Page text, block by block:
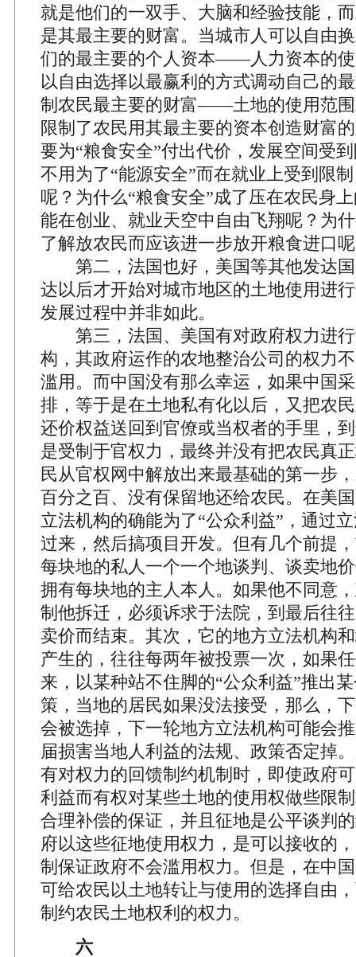
就是他们的一双手、大脑和经验技能，
是其最主要的财富。当城市人可以自由
们的最主要的个人资本——人力资本的
以自由选择以最赢利的方式调动自己的
制农民最主要的财富——土地的使用范
限制了农民用其最主要的资本创造财富
要为“粮食安全”付出代价，发展空间受
不用为了“能源安全”而在就业上受到限
呢？为什么“粮食安全”成了压在农民身
能在创业、就业天空中自由飞翔呢？为
了解放农民而应该进一步放开粮食进口
第二，法国也好，美国等其他发达国
达以后才开始对城市地区的土地使用进
发展过程中并非如此。
第三，法国、美国有对政府权力进行
构，其政府运作的农地整治公司的权力
滥用。而中国没有那么幸运，如果中国
排，等于是在土地私有化以后，又把农
还价权益送回到官僚或当权者的手里，
是受制于官权力，最终并没有把农民真
民从官权网中解放出来最基础的第一步
百分之百、没有保留地还给农民。在美
立法机构的确能为了“公众利益”，通过
过来，然后搞项目开发。但有几个前提
每块地的私人一个一个地谈判、谈卖地
拥有每块地的主人本人。如果他不同意
制他拆迁，必须诉求于法院，到最后往
卖价而结束。其次，它的地方立法机构
产生的，往往每两年被投票一次，如果
来，以某种站不住脚的“公众利益”推出
策，当地的居民如果没法接受，那么，
会被选掉，下一轮地方立法机构可能会
届损害当地人利益的法规、政策否定掉
有对权力的回馈制约机制时，即使政府
利益而有权对某些土地的使用权做些限
合理补偿的保证，并且征地是公平谈判
府以这些征地使用权力，是可以接收的
制保证政府不会滥用权力。但是，在中
可给农民以土地转让与使用的选择自由
制约农民土地权利的权力。
六